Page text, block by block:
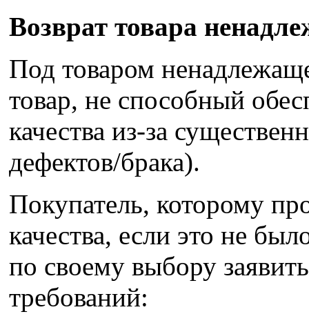
Возврат товара
Под товаром
товар, не способный
качества из-за
дефектов/брака).
Покупатель, которому
качества, если это не
по своему выбору
требований: